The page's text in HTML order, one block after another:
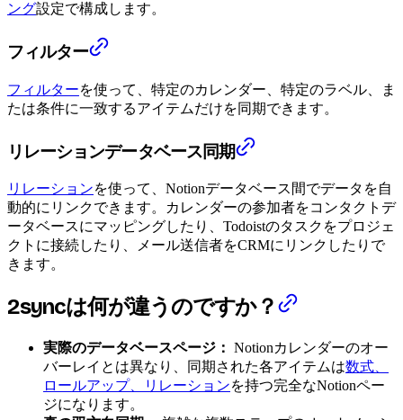
ング設定で構成します。
フィルター
フィルターを使って、特定のカレンダー、特定のラベル、ま
たは条件に一致するアイテムだけを同期できます。
リレーションデータベース同期
リレーションを使って、Notionデータベース間でデータを自
動的にリンクできます。カレンダーの参加者をコンタクトデ
ータベースにマッピングしたり、Todoistのタスクをプロジェ
クトに接続したり、メール送信者をCRMにリンクしたりで
きます。
2syncは何が違うのですか？
実際のデータベースページ： Notionカレンダーのオー
バーレイとは異なり、同期された各アイテムは数式、
ロールアップ、リレーションを持つ完全なNotionペー
ジになります。